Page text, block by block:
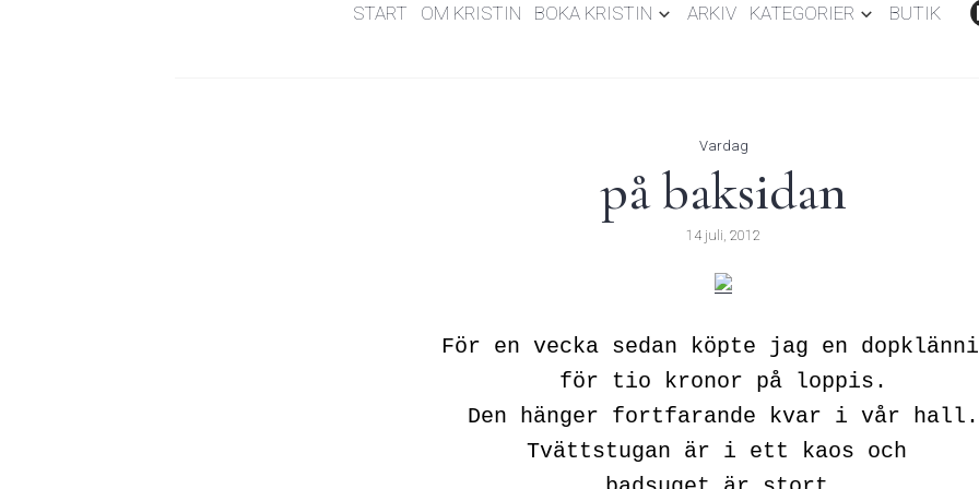
START OM KRISTIN BOKA KRISTIN ARKIV KATEGORIER BUTIK
Vardag
på baksidan
14 juli, 2012
För en vecka sedan köpte jag en
för tio kronor på loppis.
Den hänger fortfarande kvar i vår hall.
Tvättstugan är i ett kaos och